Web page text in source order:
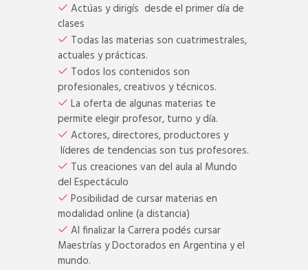
Actúas y dirigís desde el primer día de
clases
Todas las materias son cuatrimestrales,
actuales y prácticas.
Todos los contenidos son
profesionales, creativos y técnicos.
La oferta de algunas materias te
permite elegir profesor, turno y día.
Actores, directores, productores y
líderes de tendencias son tus profesores.
Tus creaciones van del aula al Mundo
del Espectáculo
Posibilidad de cursar materias en
modalidad online (a distancia)
Al finalizar la Carrera podés cursar
Maestrías y Doctorados en Argentina y el
mundo.